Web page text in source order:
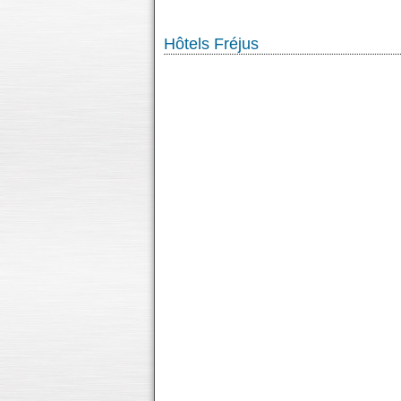
Hôtels Fréjus